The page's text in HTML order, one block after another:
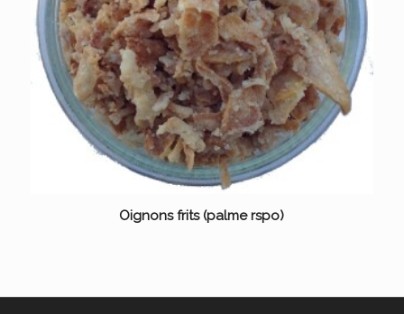
Oignons frits (palme rspo)